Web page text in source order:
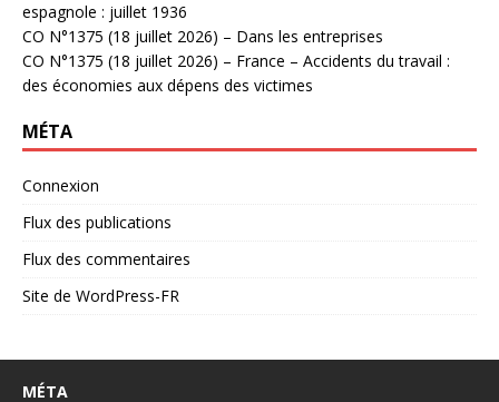
espagnole : juillet 1936
CO N°1375 (18 juillet 2026) – Dans les entreprises
CO N°1375 (18 juillet 2026) – France – Accidents du travail :
des économies aux dépens des victimes
MÉTA
Connexion
Flux des publications
Flux des commentaires
Site de WordPress-FR
MÉTA